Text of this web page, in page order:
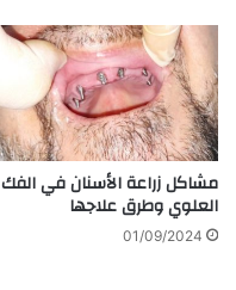
مشاكل زراعة الأسنان في الفك
العلوي وطرق علاجها
01/09/2024